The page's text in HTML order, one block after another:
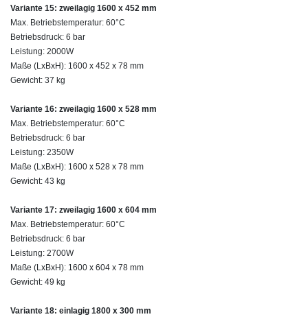
Variante 15: zweilagig 1600 x 452 mm
Max. Betriebstemperatur: 60°C
Betriebsdruck: 6 bar
Leistung: 2000W
Maße (LxBxH): 1600 x 452 x 78 mm
Gewicht: 37 kg
Variante 16: zweilagig 1600 x 528 mm
Max. Betriebstemperatur: 60°C
Betriebsdruck: 6 bar
Leistung: 2350W
Maße (LxBxH): 1600 x 528 x 78 mm
Gewicht: 43 kg
Variante 17: zweilagig 1600 x 604 mm
Max. Betriebstemperatur: 60°C
Betriebsdruck: 6 bar
Leistung: 2700W
Maße (LxBxH): 1600 x 604 x 78 mm
Gewicht: 49 kg
Variante 18: einlagig 1800 x 300 mm